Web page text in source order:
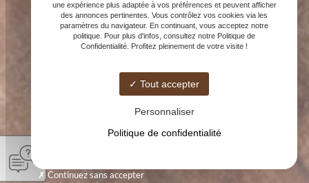
une expérience plus adaptée à vos préférences et peuvent afficher
des annonces pertinentes. Vous contrôlez vos cookies via les
paramètres du navigateur. En continuant, vous acceptez notre
politique. Pour plus d'infos, consultez notre Politique de
Confidentialité. Profitez pleinement de votre visite !
Tout accepter
Personnaliser
Politique de confidentialité
Continuez sans accepter